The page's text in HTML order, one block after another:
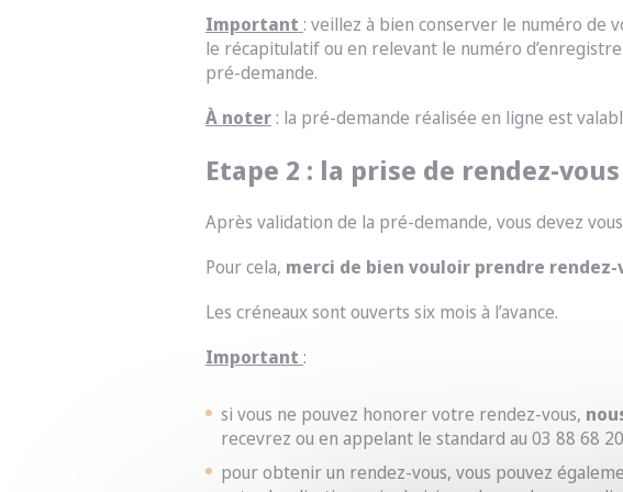
Important : veillez à bien conserver le numéro de
le récapitulatif ou en relevant le numéro
pré-demande.
À noter: la pré-demande réalisée en ligne est
Etape 2 : la prise de rendez-vous
Après validation de la pré-demande, vous devez
Pour cela, merci de bien vouloir prendre
Les créneaux sont ouverts six mois à l’avance.
Important :
si vous ne pouvez honorer votre rendez-vous,
recevrez ou en appelant le standard au 03 88 68
pour obtenir un rendez-vous, vous pouvez